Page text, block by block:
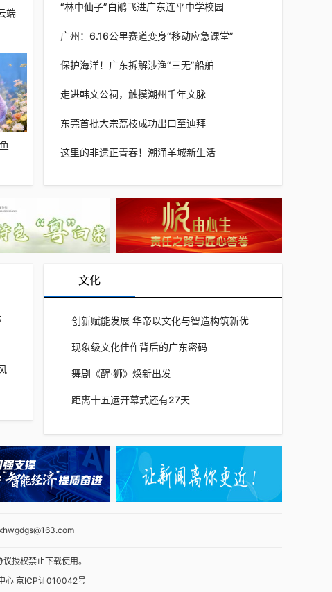
端
“林中仙子”白鹇飞进广东连平中学校园
广州：6.16公里赛道变身“移动应急课堂”
保护海洋！广东拆解涉渔“三无”船舶
走进韩文公祠，触摸潮州千年文脉
东莞首批大宗荔枝成功出口至迪拜
这里的非遗正青春！潮涌羊城新生活
文化
创新赋能发展 华帝以文化与智造构筑新优
现象级文化佳作背后的广东密码
舞剧《醒·狮》焕新出发
距离十五运开幕式还有27天
授权禁止下载使用。
心 京ICP证010042号